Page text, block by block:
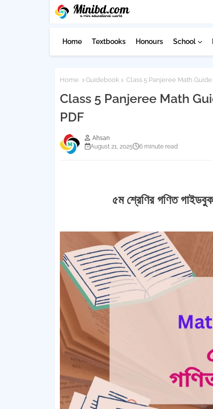
Home Textbooks Honours School
Home Guidebook Class 5 Panjeree Math Guide (৫ম
Class 5 Panjeree Math Guide
PDF
Ahsan
August 21, 2025
6 minute read
৫ম শ্রেণির গণিত